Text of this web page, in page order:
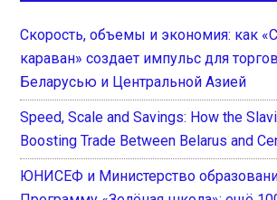
Скорость, объемы и экономия: как
караван» создает импульс для
Беларусью и Центральной Азией
Speed, Scale and Savings: How the
Boosting Trade Between Belarus and
ЮНИСЕФ и Министерство